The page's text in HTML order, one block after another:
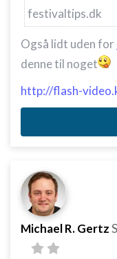
festivaltips.dk
Også lidt uden for
denne til noget
http://flash-
Michael R. Gertz
Bruge profiler til at
Måle
Forstå målgrupper
Bruge begrænsede
indhold
IAB Special Features:
Bruge præcise
placeringsoplysninger